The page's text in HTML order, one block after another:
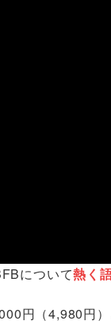
について熱く
円（4,980円